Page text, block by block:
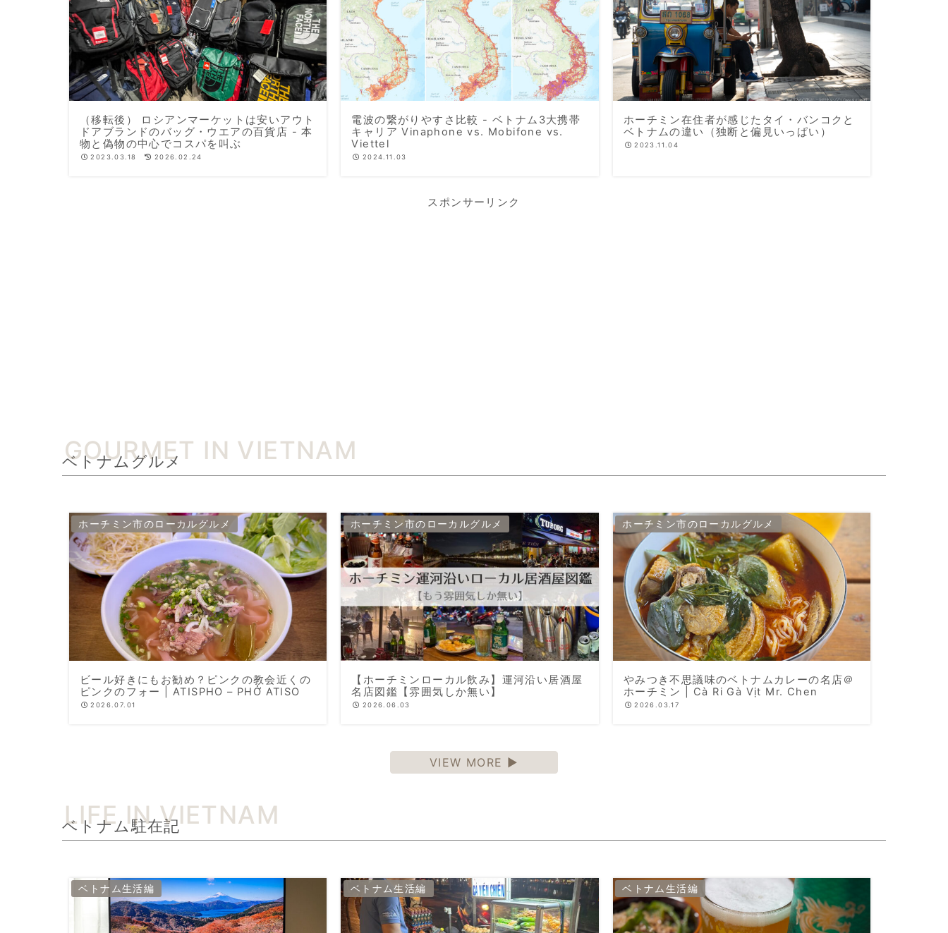
（移転後） ロシアンマーケットは安いアウト
ドアブランドのバッグ・ウエアの百貨店 - 本
物と偽物の中心でコスパを叫ぶ
2023.03.18 2026.02.24
電波の繋がりやすさ比較 - ベトナム3大携帯
キャリア Vinaphone vs. Mobifone vs.
Viettel
2024.11.03
ホーチミン在住者が感じたタイ・バンコクと
ベトナムの違い（独断と偏見いっぱい）
2023.11.04
スポンサーリンク
ベトナムグルメ
ビール好きにもお勧め？ピンクの教会近くの
ピンクのフォー | ATISPHO – PHỞ ATISO
ホーチミン市のローカルグルメ
2026.07.01
【ホーチミンローカル飲み】運河沿い居酒屋
名店図鑑【雰囲気しか無い】
ホーチミン市のローカルグルメ
2026.06.03
やみつき不思議味のベトナムカレーの名店＠
ホーチミン | Cà Ri Gà Vịt Mr. Chen
ホーチミン市のローカルグルメ
2026.03.17
VIEW MORE ▶
ベトナム駐在記
ベトナム生活編 ベトナム生活編 ベトナム生活編